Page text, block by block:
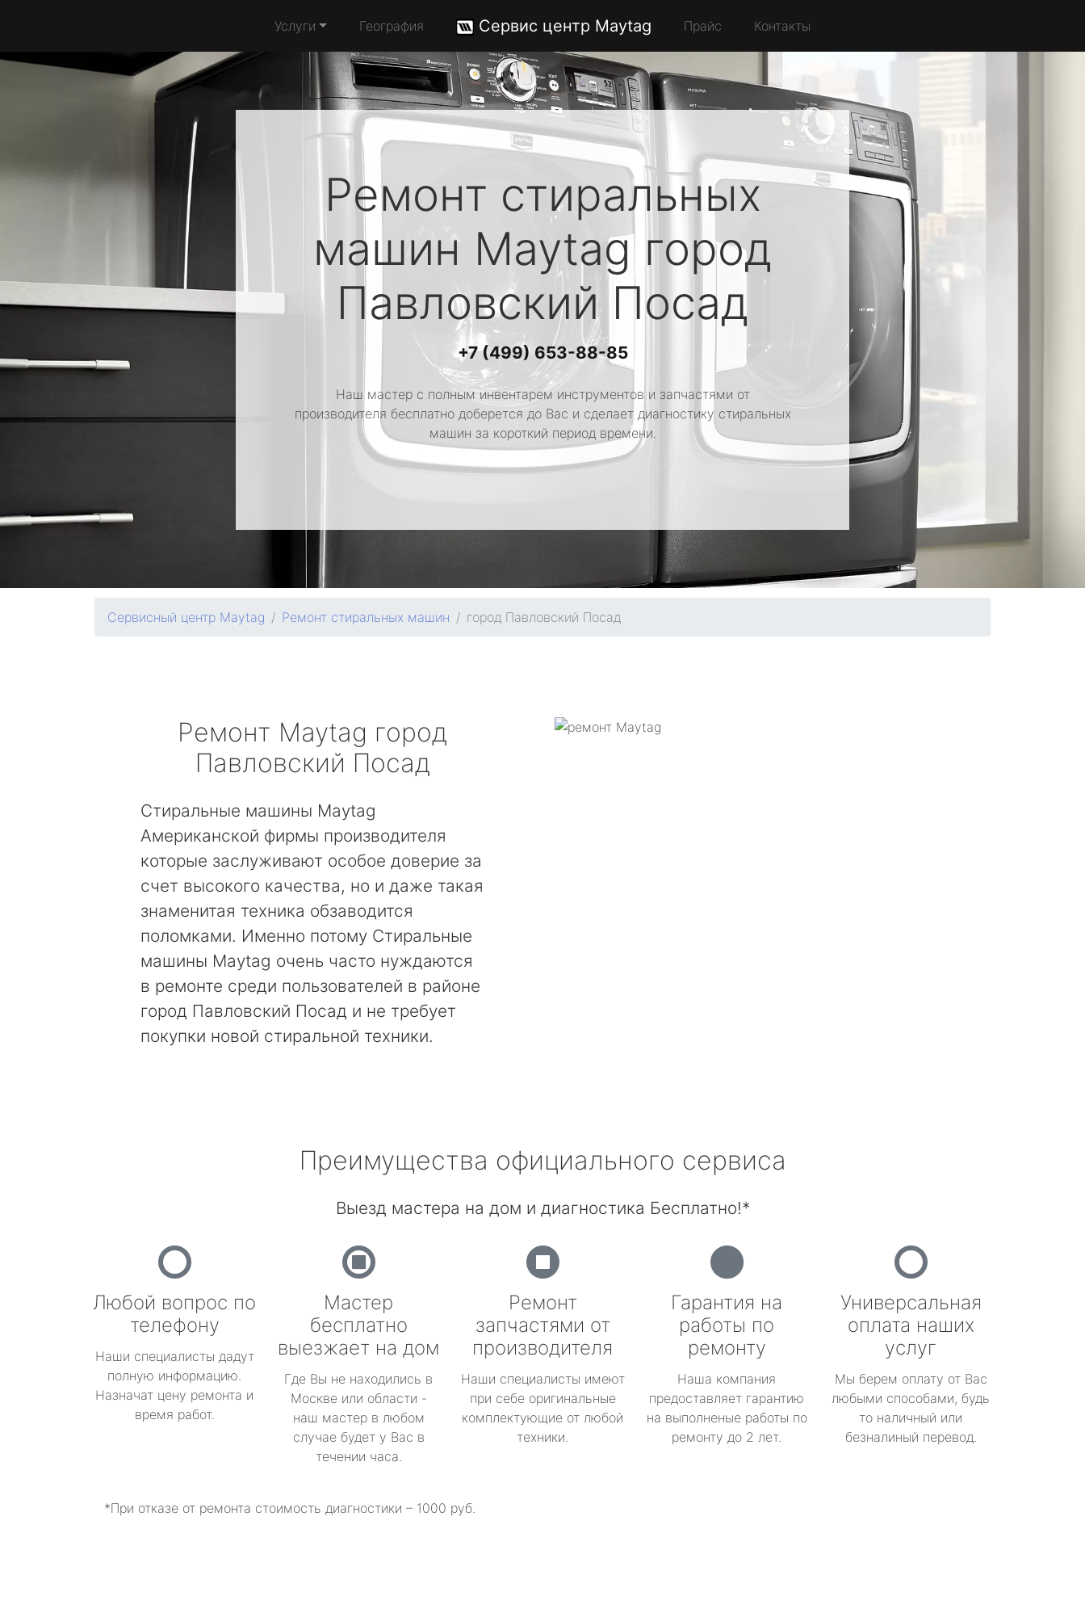
Услуги География Сервис центр Maytag Прайс Контакты
Ремонт стиральных
машин Maytagгород
Павловский Посад
+7 (499) 653-88-85
Наш мастер с полным инвентарем инструментов и запчастями от
производителя бесплатно доберется до Вас и сделает диагностику стиральных
машин за короткий период времени.
Сервисный центр Maytag Ремонт стиральных машин город Павловский Посад
Ремонт Maytag город
Павловский Посад
Стиральные машины Maytag
Американской фирмы производителя
которые заслуживают особое доверие за
счет высокого качества, но и даже такая
знаменитая техника обзаводится
поломками. Именно потому Стиральные
машины Maytag очень часто нуждаются
в ремонте среди пользователей в районе
город Павловский Посад и не требует
покупки новой стиральной техники.
Преимущества официального сервиса
Выезд мастера на дом и диагностика Бесплатно!*
Любой вопрос по
телефону
Наши специалисты дадут
полную информацию.
Назначат цену ремонта и
время работ.
Мастер
бесплатно
выезжает на дом
Где Вы не находились в
Москве или области -
наш мастер в любом
случае будет у Вас в
течении часа.
Ремонт
запчастями от
производителя
Наши специалисты имеют
при себе оригинальные
комплектующие от любой
техники.
Гарантия на
работы по
ремонту
Наша компания
предоставляет гарантию
на выполненые работы по
ремонту до 2 лет.
Универсальная
оплата наших
услуг
Мы берем оплату от Вас
любыми способами, будь
то наличный или
безналиный перевод.
*При отказе от ремонта стоимость диагностики – 1000 руб.